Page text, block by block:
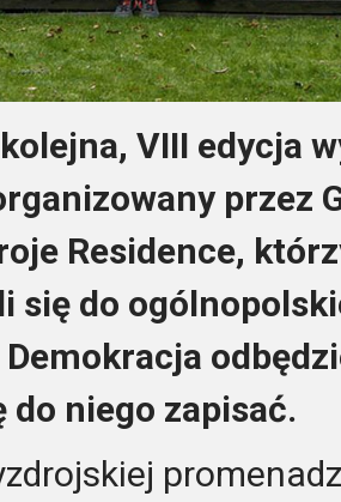
VIII edycja
przez
Residence,
się do
do niego zapisać.